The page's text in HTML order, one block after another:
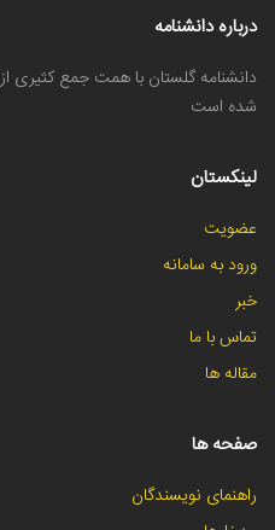
درباره دانشنامه
دانشنامه گلستان با همت جمع کثیری
شده است
لینکستان
عضویت
ورود به سامانه
خبر
تماس با ما
مقاله ها
صفحه ها
راهنمای نویسندگان